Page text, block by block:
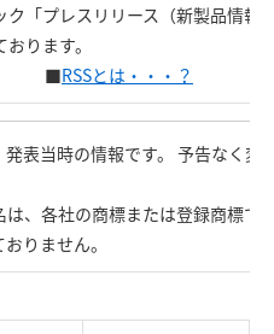
ク「プレスリリース（新製品情報
ります。
RSSとは・・・？
表当時の情報です。 予告なく変
、各社の商標または登録商標で
りません。